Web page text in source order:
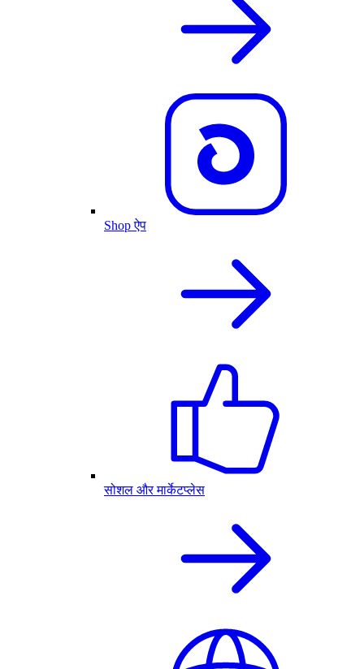
Shop ऐप
सोशल और मार्केटप्लेस